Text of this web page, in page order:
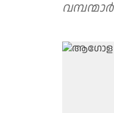
വമ്പന്മാർ